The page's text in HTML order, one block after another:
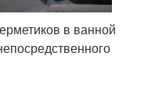
в ванной